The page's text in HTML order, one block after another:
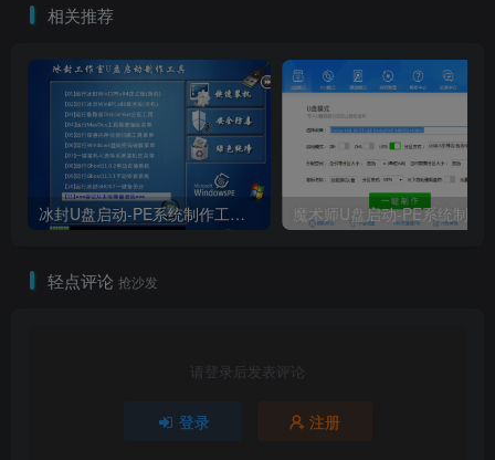
相关推荐
冰封U盘启动-PE系统制作工具|技术员版18.0
轻点评论 抢沙发
请登录后发表评论
登录 注册